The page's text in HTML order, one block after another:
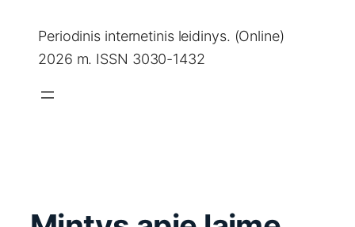
Periodinis internetinis leidinys. (Online)
2026 m. ISSN 3030-1432